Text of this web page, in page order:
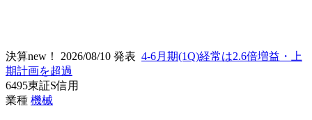
決算new！ 2026/08/10 発表 4-6月期(1Q)経常は2.6倍増益・上
期計画を超過
6495東証S信用
業種 機械